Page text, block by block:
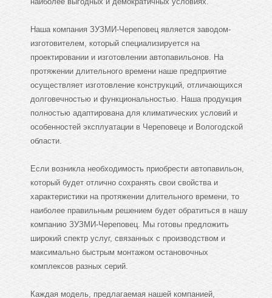
Наша компания ЗУЗМИ-Череповец является заводом-
изготовителем, который специализируется на
проектировании и изготовлении автопавильонов. На
протяжении длительного времени наше предприятие
осуществляет изготовление конструкций, отличающихся
долговечностью и функциональностью. Наша продукция
полностью адаптирована для климатических условий и
особенностей эксплуатации в Череповеце и Вологодской
области.
Если возникла необходимость приобрести автопавильон,
который будет отлично сохранять свои свойства и
характеристики на протяжении длительного времени, то
наиболее правильным решением будет обратиться в нашу
компанию ЗУЗМИ-Череповец. Мы готовы предложить
широкий спектр услуг, связанных с производством и
максимально быстрым монтажом остановочных
комплексов разных серий.
Каждая модель, предлагаемая нашей компанией,